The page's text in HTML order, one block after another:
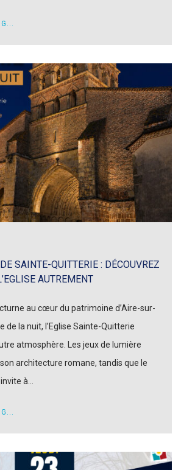
SAINTE-QUITTERIE : DÉCOUVREZ
AUTREMENT
au cœur du patrimoine d’Aire-sur-
de la nuit, l’Eglise Sainte-Quitterie
atmosphère. Les jeux de lumière
architecture romane, tandis que le
à…